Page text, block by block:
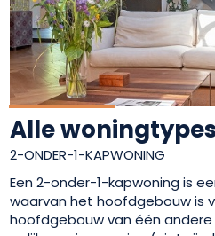
Alle
2-ONDER-1-KAPWONING
Een 2-onder-1-kapwoning is
waarvan het hoofdgebouw is
hoofdgebouw van één